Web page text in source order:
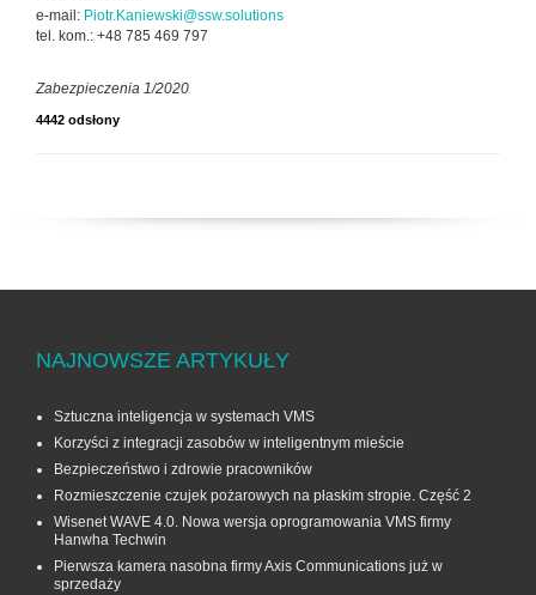
e-mail: Piotr.Kaniewski@ssw.solutions
tel. kom.: +48 785 469 797
Zabezpieczenia 1/2020
4442 odsłony
NAJNOWSZE ARTYKUŁY
Sztuczna inteligencja w systemach VMS
Korzyści z integracji zasobów w inteligentnym mieście
Bezpieczeństwo i zdrowie pracowników
Rozmieszczenie czujek pożarowych na płaskim stropie. Część 2
Wisenet WAVE 4.0. Nowa wersja oprogramowania VMS firmy
Hanwha Techwin
Pierwsza kamera nasobna firmy Axis Communications już w
sprzedaży